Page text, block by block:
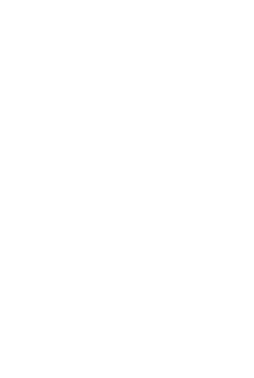
Наш сайт использует файлы
и повысить эффективность
сайтом, вы соглашаетесь с